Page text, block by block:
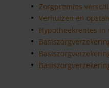
Zorgpremies
Verhuizen en
Hypotheekrentes